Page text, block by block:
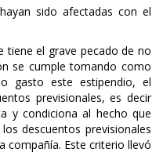
sido afectadas con el
tiene el grave pecado de no
se cumple tomando como
gasto este estipendio, el
previsionales, es decir
y condiciona al hecho que
descuentos previsionales
compañía. Este criterio llevó